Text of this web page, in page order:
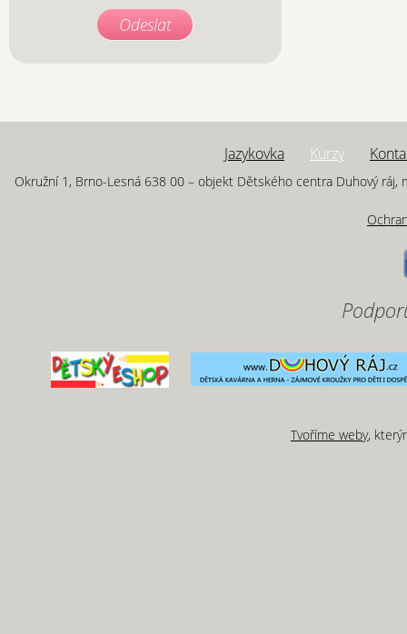
Jazykovka Kurzy
Okružní 1, Brno-Lesná 638 00 – objekt Dětského centra Duhový ráj,
Tvoříme weby,